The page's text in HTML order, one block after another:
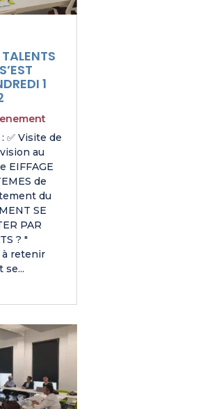
1
✅ Visite de
au
EIFFAGE
de
du
SE
PAR
? "
à retenir
se...